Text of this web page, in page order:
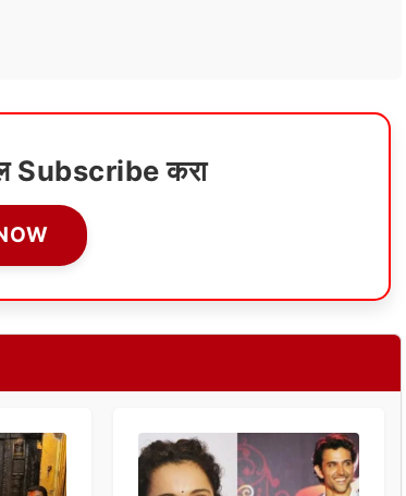
Subscribe करा